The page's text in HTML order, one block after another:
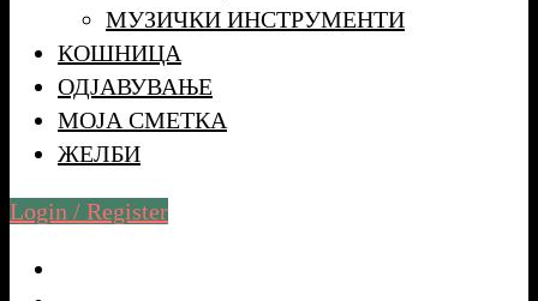
МУЗИЧКИ ИНСТРУМЕНТИ
КОШНИЦА
ОДЈАВУВАЊЕ
МОЈА СМЕТКА
ЖЕЛБИ
Login / Register